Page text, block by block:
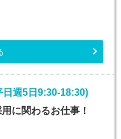
日週5日9:30-18:30)
に関わるお仕事！